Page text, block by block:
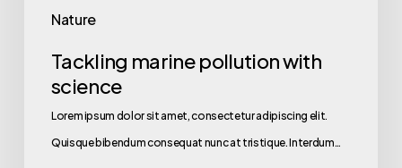
Nature
Tackling marine pollution with
science
Lorem ipsum dolor sit amet, consectetur adipiscing elit.
Quisque bibendum consequat nunc at tristique. Interdum…